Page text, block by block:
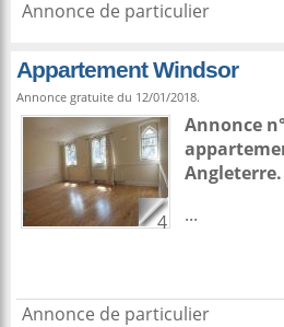
Annonce de particulier
Appartement Windsor
Annonce gratuite du 12/01/2018.
4
Annonce
Angleterre.
...
Annonce de particulier